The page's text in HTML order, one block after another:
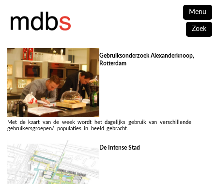
Menu
Zoek
Gebruiksonderzoek Alexanderknoop,
Rotterdam
Met de kaart van de week wordt het dagelijks gebruik van verschillende
gebruikersgroepen/ populaties in beeld gebracht.
De Intense Stad